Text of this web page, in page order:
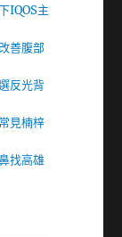
IQOS主
善腹部
反光背
見楠梓
找高雄